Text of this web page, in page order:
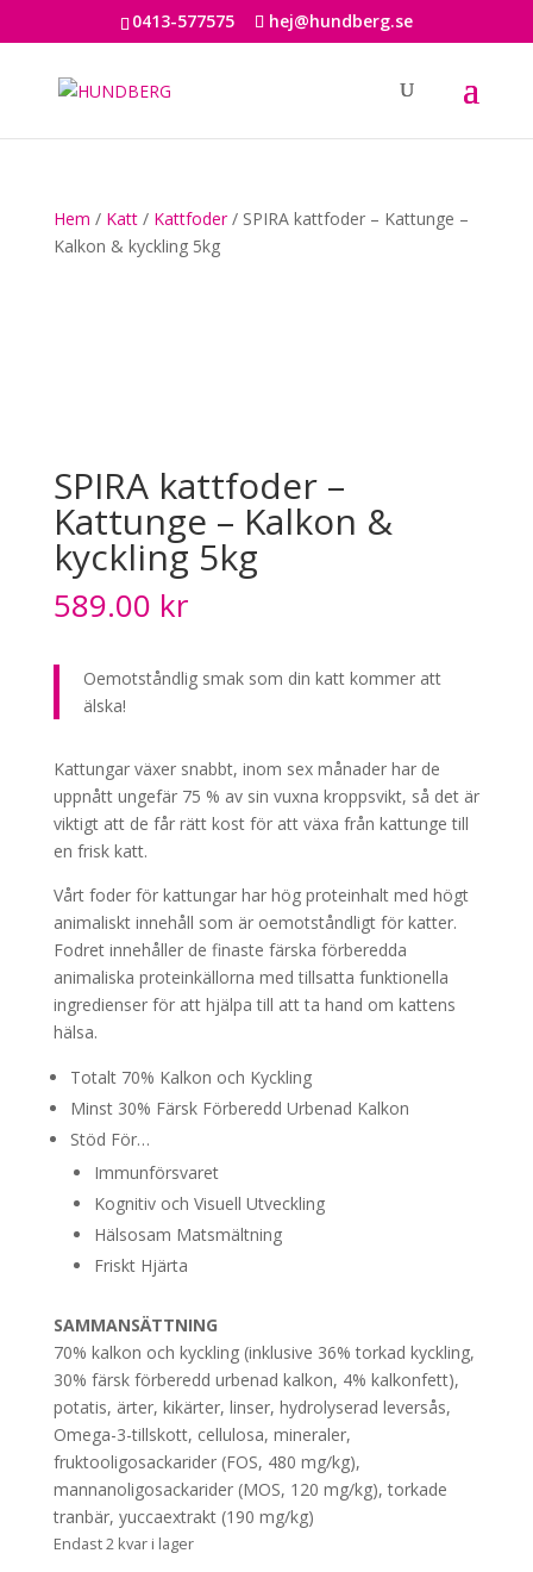
0413-577575 hej@hundberg.se
Hem / Katt/ Kattfoder/ SPIRA kattfoder – Kattunge –
Kalkon & kyckling 5kg
SPIRA kattfoder –
Kattunge – Kalkon &
kyckling 5kg
589.00 kr
Oemotståndlig smak som din katt kommer att
älska!
Kattungar växer snabbt, inom sex månader har de
uppnått ungefär 75 % av sin vuxna kroppsvikt, så det är
viktigt att de får rätt kost för att växa från kattunge till
en frisk katt.
Vårt foder för kattungar har hög proteinhalt med högt
animaliskt innehåll som är oemotståndligt för katter.
Fodret innehåller de finaste färska förberedda
animaliska proteinkällorna med tillsatta funktionella
ingredienser för att hjälpa till att ta hand om kattens
hälsa.
Totalt 70% Kalkon och Kyckling
Minst 30% Färsk Förberedd Urbenad Kalkon
Stöd För…
Immunförsvaret
Kognitiv och Visuell Utveckling
Hälsosam Matsmältning
Friskt Hjärta
SAMMANSÄTTNING
70% kalkon och kyckling (inklusive 36% torkad kyckling,
30% färsk förberedd urbenad kalkon, 4% kalkonfett),
potatis, ärter, kikärter, linser, hydrolyserad leversås,
Omega-3-tillskott, cellulosa, mineraler,
fruktooligosackarider (FOS, 480 mg/kg),
mannanoligosackarider (MOS, 120 mg/kg), torkade
tranbär, yuccaextrakt (190 mg/kg)
Endast 2 kvar i lager